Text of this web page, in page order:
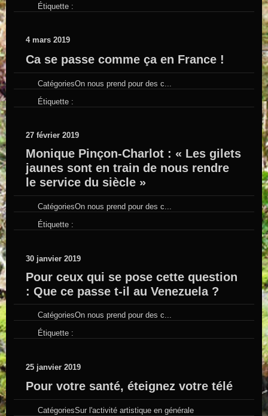
Étiquette :
4 mars 2019
Ca se passe comme ça en France !
CatégoriesOn nous prend pour des c...
Étiquette :
27 février 2019
Monique Pinçon-Charlot : « Les gilets
jaunes sont en train de nous rendre
le service du siècle »
CatégoriesOn nous prend pour des c...
Étiquette :
30 janvier 2019
Pour ceux qui se pose cette question
: Que ce passe t-il au Venezuela ?
CatégoriesOn nous prend pour des c...
Étiquette :
25 janvier 2019
Pour votre santé, éteignez votre télé
CatégoriesSur l'activité artistique en générale